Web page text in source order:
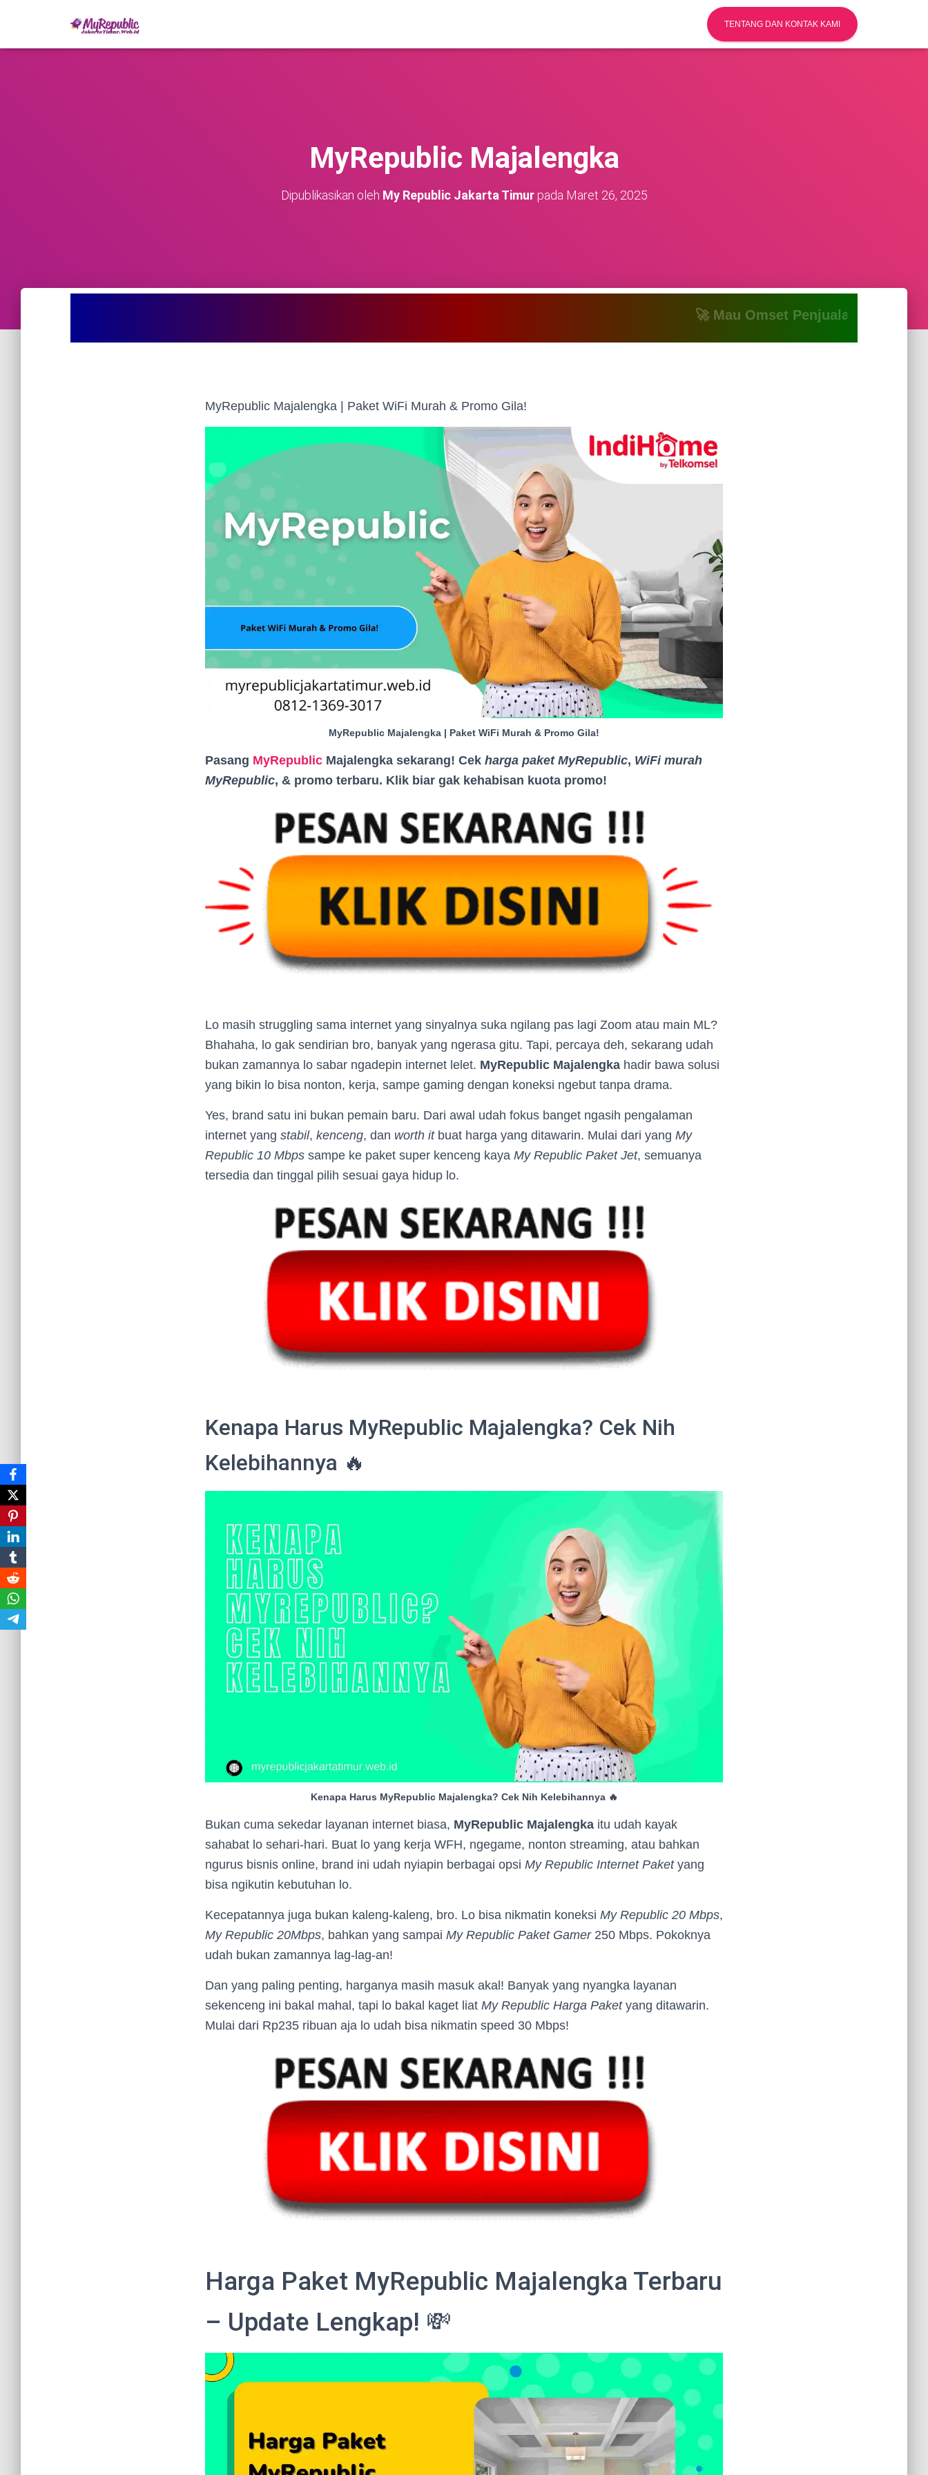
TENTANG DAN KONTAK KAMI
MyRepublic Majalengka
Dipublikasikan oleh My Republic Jakarta Timurpada Maret 26, 2025
🚀 Mau Omset Penjualan Naik? Atau
MyRepublic Majalengka | Paket WiFi Murah & Promo Gila!
MyRepublic Majalengka | Paket WiFi Murah & Promo Gila!
Pasang MyRepublic Majalengka sekarang! Cek harga paket MyRepublic, WiFi murah
MyRepublic, & promo terbaru. Klik biar gak kehabisan kuota promo!
Lo masih struggling sama internet yang sinyalnya suka ngilang pas lagi Zoom atau main ML?
Bhahaha, lo gak sendirian bro, banyak yang ngerasa gitu. Tapi, percaya deh, sekarang udah
bukan zamannya lo sabar ngadepin internet lelet. MyRepublic Majalengka hadir bawa solusi
yang bikin lo bisa nonton, kerja, sampe gaming dengan koneksi ngebut tanpa drama.
Yes, brand satu ini bukan pemain baru. Dari awal udah fokus banget ngasih pengalaman
internet yang stabil, kenceng, dan worth itbuat harga yang ditawarin. Mulai dari yang My
Republic 10 Mbps sampe ke paket super kenceng kaya My Republic Paket Jet, semuanya
tersedia dan tinggal pilih sesuai gaya hidup lo.
Kenapa Harus MyRepublic Majalengka? Cek Nih
Kelebihannya 🔥
Kenapa Harus MyRepublic Majalengka? Cek Nih Kelebihannya 🔥
Bukan cuma sekedar layanan internet biasa, MyRepublic Majalengka itu udah kayak
sahabat lo sehari-hari. Buat lo yang kerja WFH, ngegame, nonton streaming, atau bahkan
ngurus bisnis online, brand ini udah nyiapin berbagai opsi My Republic Internet Paketyang
bisa ngikutin kebutuhan lo.
Kecepatannya juga bukan kaleng-kaleng, bro. Lo bisa nikmatin koneksi My Republic 20 Mbps,
My Republic 20Mbps, bahkan yang sampai My Republic Paket Gamer250 Mbps. Pokoknya
udah bukan zamannya lag-lag-an!
Dan yang paling penting, harganya masih masuk akal! Banyak yang nyangka layanan
sekenceng ini bakal mahal, tapi lo bakal kaget liat My Republic Harga Paketyang ditawarin.
Mulai dari Rp235 ribuan aja lo udah bisa nikmatin speed 30 Mbps!
Harga Paket MyRepublic Majalengka Terbaru
– Update Lengkap! 💸